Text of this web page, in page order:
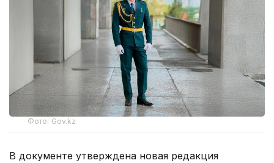
Фото: Gov.kz
В документе утверждена новая редакция